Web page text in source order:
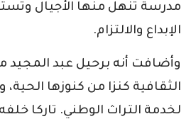
مدرسة تنهل منها الأجيال
الإبداع والالتزام.
وأضافت أنه برحيل عبد المجيد
الثقافية كنزا من كنوزها
لخدمة التراث الوطني. تاركا